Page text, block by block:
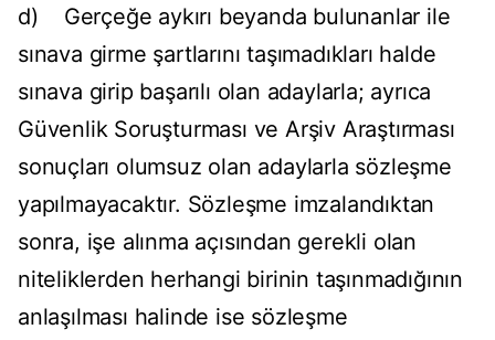
d) Gerçeğe aykırı beyanda bulunanlar ile
sınava girme şartlarını taşımadıkları halde
sınava girip başarılı olan adaylarla; ayrıca
Güvenlik Soruşturması ve Arşiv Araştırması
sonuçları olumsuz olan adaylarla sözleşme
yapılmayacaktır. Sözleşme imzalandıktan
sonra, işe alınma açısından gerekli olan
niteliklerden herhangi birinin taşınmadığının
anlaşılması halinde ise sözleşme